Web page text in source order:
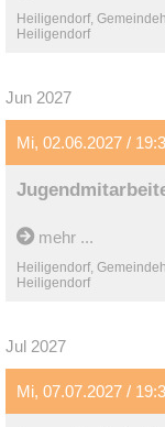
Heiligendorf,
Heiligendorf
Jun 2027
Mi, 02.06.2027 /
mehr ...
Heiligendorf,
Heiligendorf
Jul 2027
Mi, 07.07.2027 /